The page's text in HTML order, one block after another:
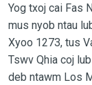
Yog txoj cai Fas
mus nyob ntau
Xyoo 1273, tus
Tswv Qhia coj
deb ntawm Los